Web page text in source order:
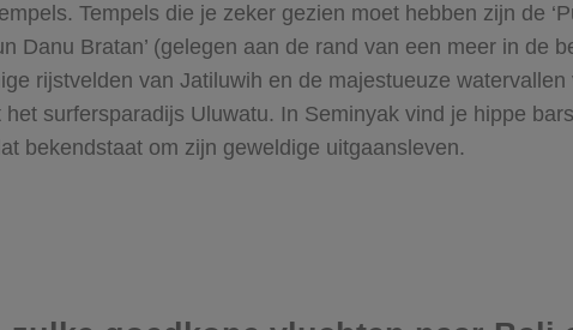
Tempels die je zeker gezien moet hebben zijn de
Danu Bratan’ (gelegen aan de rand van een meer in de
rijstvelden van Jatiluwih en de majestueuze
surfersparadijs Uluwatu. In Seminyak vind je hippe
bekendstaat om zijn geweldige uitgaansleven.